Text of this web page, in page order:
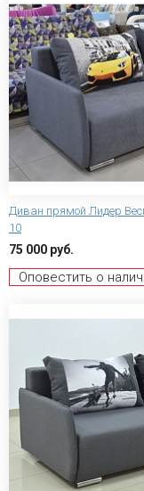
Диван прямой Лидер
10
75 000 руб.
Оповестить о